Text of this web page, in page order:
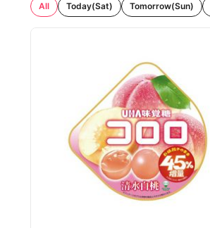
All Today(Sat) Tomorrow(Sun)